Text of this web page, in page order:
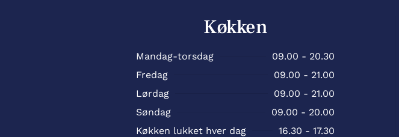
Køkken
Mandag-torsdag
09.00 - 20.30
Fredag
09.00 - 21.00
Lørdag
09.00 - 21.00
Søndag
09.00 - 20.00
Køkken lukket hver dag
16.30 - 17.30